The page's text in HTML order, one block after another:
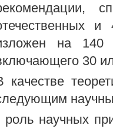
и
на 140
30
качестве
роль научных